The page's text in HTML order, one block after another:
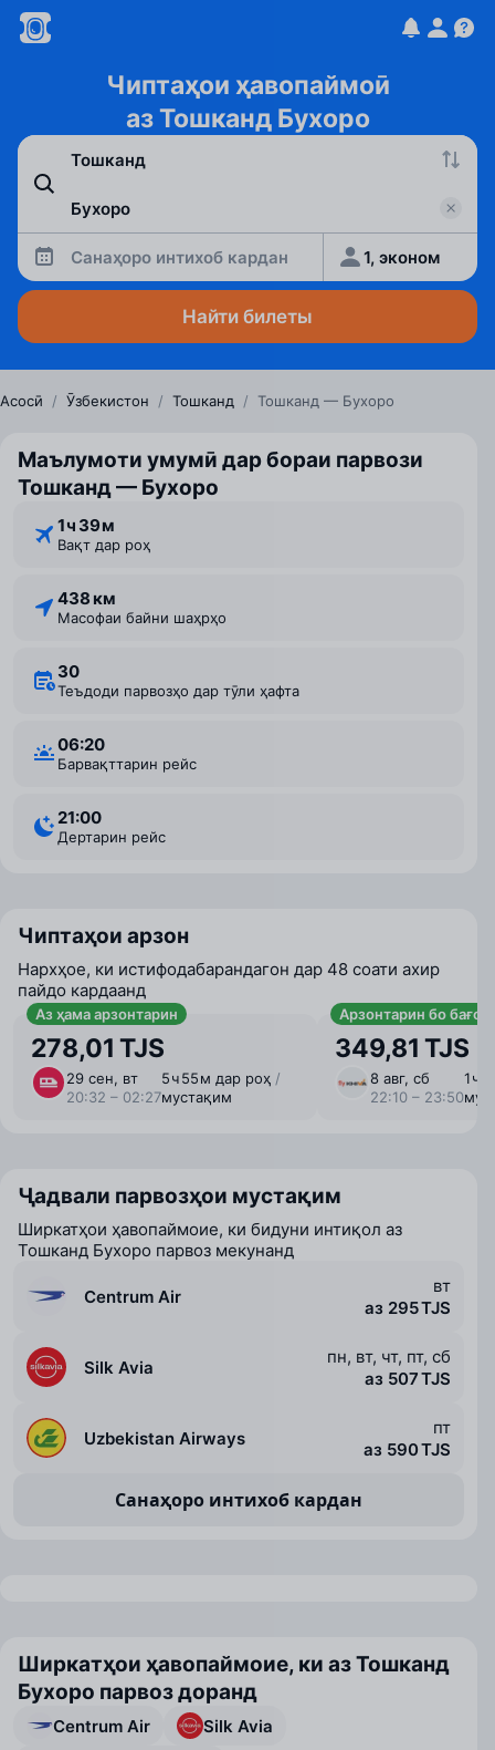
Чиптаҳои ҳавопаймоӣ
аз Тошканд Бухоро
Санаҳоро интихоб кардан 1, эконом
Найти билеты
Асосӣ / Ӯзбекистон / Тошканд / Тошканд — Бухоро
Маълумоти умумӣ дар бораи парвози
Тошканд — Бухоро
1 ⁠ч 39 ⁠м
Вақт дар роҳ
438 км
Масофаи байни шаҳрҳо
30
Теъдоди парвозҳо дар тӯли ҳафта
06:20
Барвақттарин рейс
21:00
Дертарин рейс
Чиптаҳои арзон
Нархҳое, ки истифодабарандагон дар 48 соати ахир
пайдо кардаанд
Аз ҳама арзонтарин
278,01 TJS
29 сен, вт
20:32 – 02:27
5 ⁠ч 55 ⁠м дар роҳ /
мустақим
Арзонтарин бо бағоҷ
349,81 TJS
8 авг, сб
22:10 – 23:50
1 ⁠ч
Ҷадвали парвозҳои мустақим
Ширкатҳои ҳавопаймоие, ки бидуни интиқол аз
Тошканд Бухоро парвоз мекунанд
Centrum Air
вт
аз 295 TJS
Silk Avia
пн, вт, чт, пт, сб
аз 507 TJS
Uzbekistan Airways
пт
аз 590 TJS
Санаҳоро интихоб кардан
Ширкатҳои ҳавопаймоие, ки аз Тошканд
Бухоро парвоз доранд
Centrum Air
Silk Avia